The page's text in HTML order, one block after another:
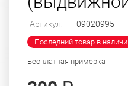
Артикул: 09020995
Последний товар в
Бесплатная примерка